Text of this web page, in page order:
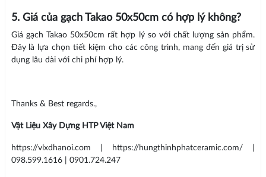
5. Giá của gạch Takao 50x50cm có hợp lý không?
Giá gạch Takao 50x50cm rất hợp lý so với chất lượng sản phẩm.
Đây là lựa chọn tiết kiệm cho các công trình, mang đến giá trị sử
dụng lâu dài với chi phí hợp lý.
Thanks & Best regards.,
Vật Liệu Xây Dựng HTP Việt Nam
https://vlxdhanoi.com | https://hungthinhphatceramic.com/ |
098.599.1616 | 0901.724.247